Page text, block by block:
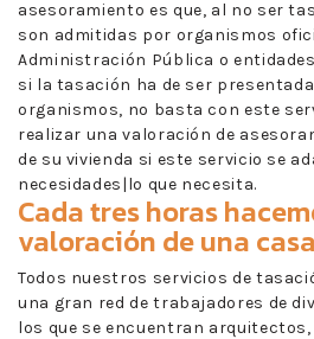
asesoramiento es que, al no ser
son admitidas por organismos
Administración Pública o
si la tasación ha de ser
organismos, no basta con este
realizar una valoración de
de su vivienda si este servicio se
necesidades|lo que necesita.
Cada tres horas
valoración de una casa
Todos nuestros servicios de
una gran red de trabajadores de
los que se encuentran